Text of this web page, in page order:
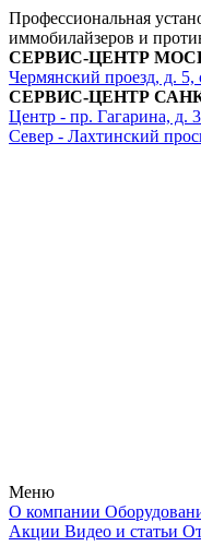
Профессиональная
иммобилайзеров и
СЕРВИС-ЦЕНТР
Чермянский проезд, д. 5,
СЕРВИС-ЦЕНТР
Центр - пр. Гагарина, д.
Север - Лахтинский
Меню
О компании
Акции Видео и статьи